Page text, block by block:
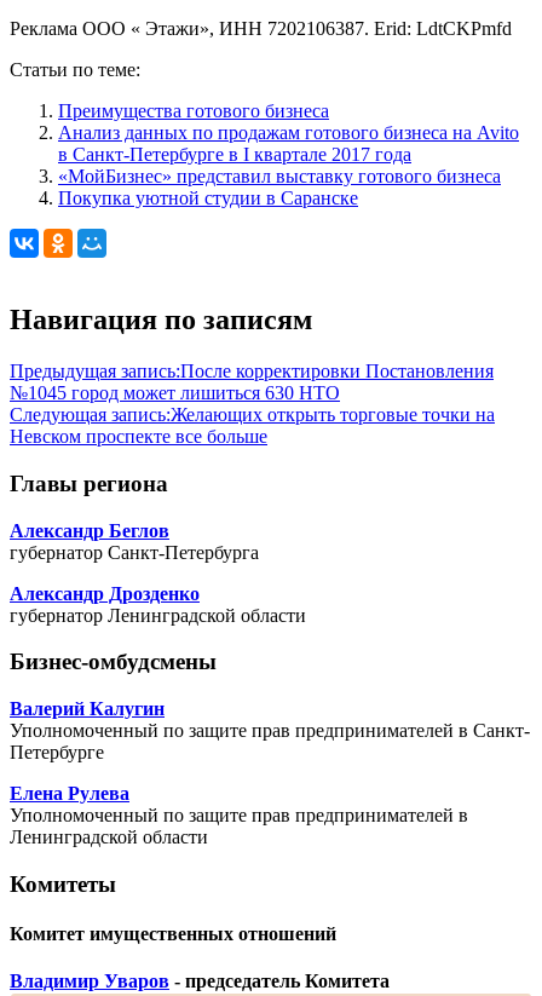
Реклама ООО « Этажи», ИНН 7202106387. Erid: LdtCKPmfd
Статьи по теме:
Преимущества готового бизнеса
Анализ данных по продажам готового бизнеса на Avito
в Санкт-Петербурге в I квартале 2017 года
«МойБизнес» представил выставку готового бизнеса
Покупка уютной студии в Саранске
Навигация по записям
Предыдущая запись:После корректировки Постановления
№1045 город может лишиться 630 НТО
Следующая запись:Желающих открыть торговые точки на
Невском проспекте все больше
Главы региона
Александр Беглов
губернатор Санкт-Петербурга
Александр Дрозденко
губернатор Ленинградской области
Бизнес-омбудсмены
Валерий Калугин
Уполномоченный по защите прав предпринимателей в Санкт-
Петербурге
Елена Рулева
Уполномоченный по защите прав предпринимателей в
Ленинградской области
Комитеты
Комитет имущественных отношений
Владимир Уваров - председатель Комитета